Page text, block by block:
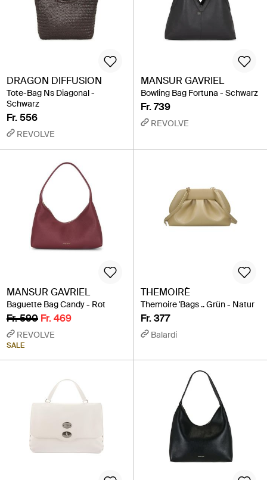
DRAGON DIFFUSION
Tote-Bag Ns Diagonal -
Schwarz
Fr. 556
REVOLVE
MANSUR GAVRIEL
Bowling Bag Fortuna - Schwarz
Fr. 739
REVOLVE
MANSUR GAVRIEL
Baguette Bag Candy - Rot
Fr. 590 Fr. 469
REVOLVE
SALE
THEMOIRÈ
Themoire 'Bags .. Grün - Natur
Fr. 377
Balardi